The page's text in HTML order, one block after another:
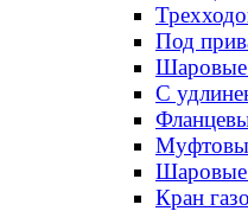
Под
С
Шаровые
Кран